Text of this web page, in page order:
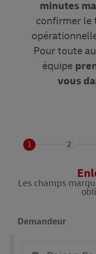
minutes
confirmer le
Pour toute
équipe
vous
1 2
Les champs
Demandeur